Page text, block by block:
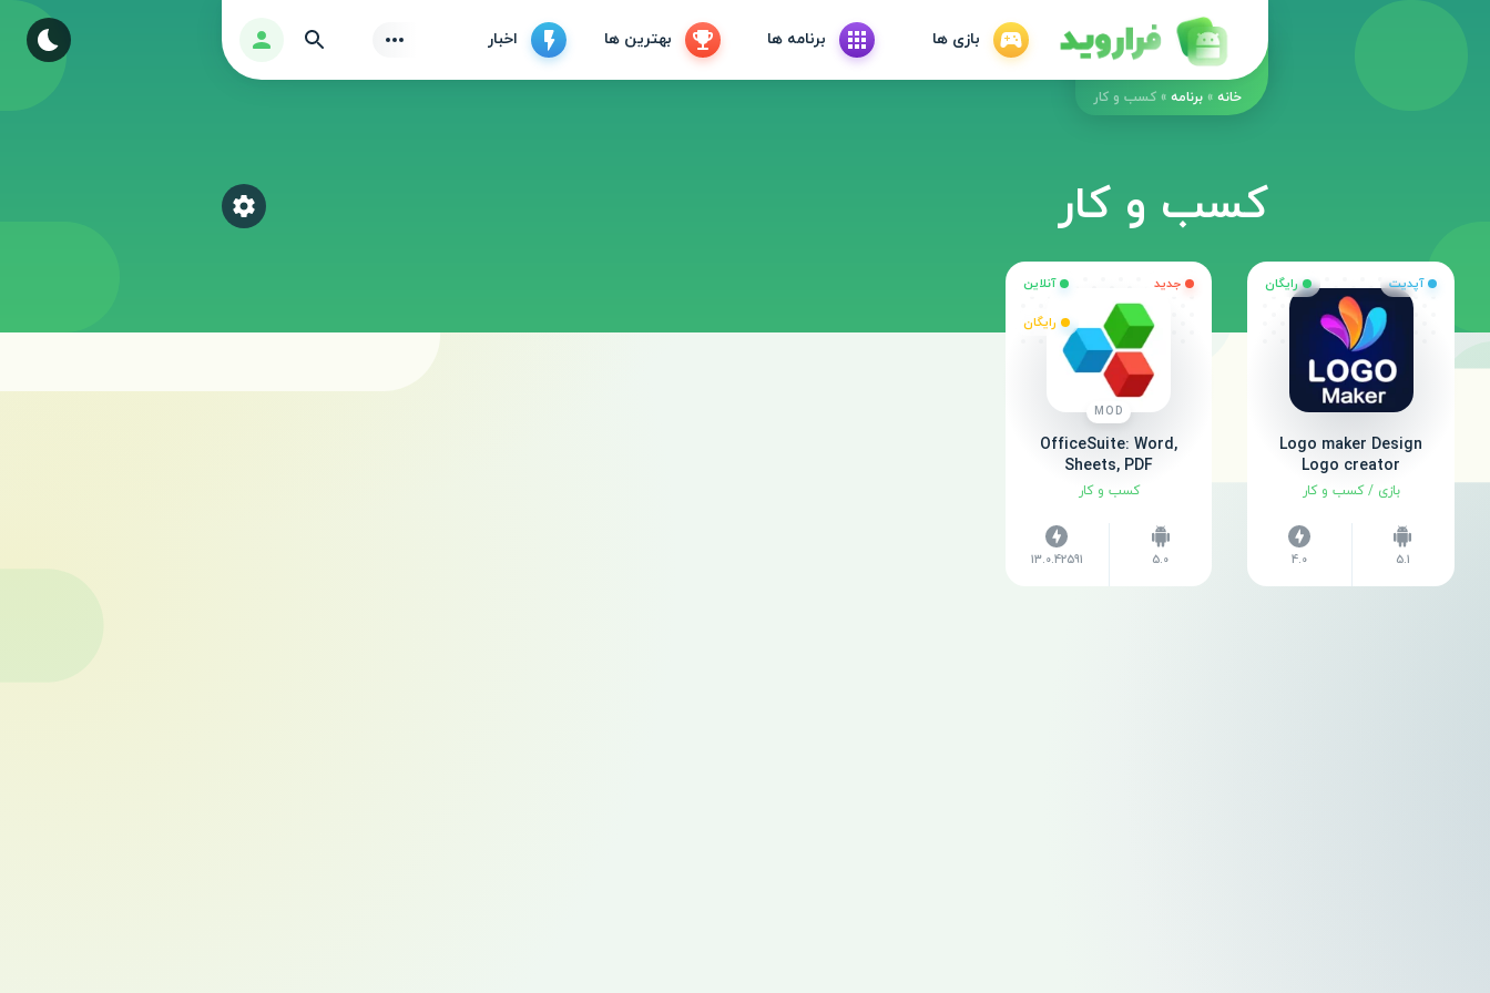
بازی ها برنامه ها بهترین ها اخبار ورود Find
خانه » برنامه » کسب و کار
کسب و کار Select a category
آپدیت رایگان
Logo maker Design
Logo creator
بازی /کسب و کار
5.1
4.0
جدید آنلاین
رایگان
MOD
OfficeSuite: Word,
Sheets, PDF
کسب و کار
5.0
13.0.42591